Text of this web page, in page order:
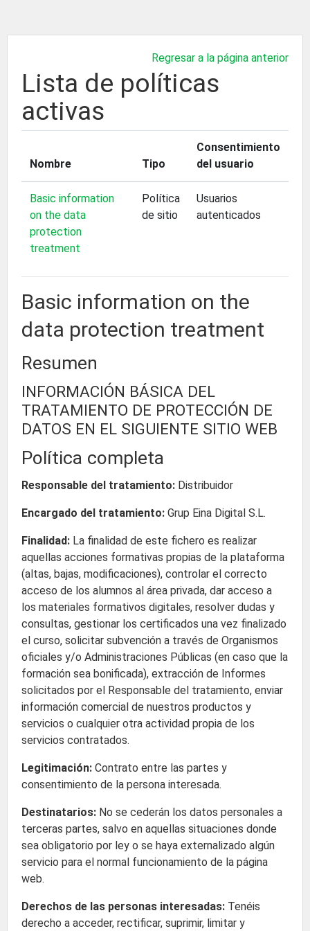
Regresar a la página anterior
Lista de políticas
activas
Nombre Tipo
Consentimiento
del usuario
Basic information
on the data
protection
treatment
Política
de sitio
Usuarios
autenticados
Basic information on the
data protection treatment
Resumen
INFORMACIÓN BÁSICA DEL
TRATAMIENTO DE PROTECCIÓN DE
DATOS EN EL SIGUIENTE SITIO WEB
Política completa
Responsable del tratamiento: Distribuidor
Encargado del tratamiento: Grup Eina Digital S.L.
Finalidad: La finalidad de este fichero es realizar
aquellas acciones formativas propias de la plataforma
(altas, bajas, modificaciones), controlar el correcto
acceso de los alumnos al área privada, dar acceso a
los materiales formativos digitales, resolver dudas y
consultas, gestionar los certificados una vez finalizado
el curso, solicitar subvención a través de Organismos
oficiales y/o Administraciones Públicas (en caso que la
formación sea bonificada), extracción de Informes
solicitados por el Responsable del tratamiento, enviar
información comercial de nuestros productos y
servicios o cualquier otra actividad propia de los
servicios contratados.
Legitimación: Contrato entre las partes y
consentimiento de la persona interesada.
Destinatarios: No se cederán los datos personales a
terceras partes, salvo en aquellas situaciones donde
sea obligatorio por ley o se haya externalizado algún
servicio para el normal funcionamiento de la página
web.
Derechos de las personas interesadas: Tenéis
derecho a acceder, rectificar, suprimir, limitar y